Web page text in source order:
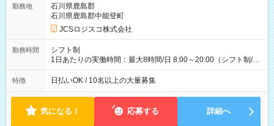
万円／週6日稼働 ・地方郊外エリア 月収40万円／週5日稼働 月
収40万円~50万円／週6日稼働 ＜モデルイメージ＞ ■月収50万
円 (27歳男性/江東区在住)※元建築関係 1日150個配達×25日勤務
(日休み) ■月収80万円(43歳男性/墨田区在住)※元営業 1日200個
勤務地
石川県鹿島郡
石川県鹿島郡中能登町
JCSロジスコ株式会社
勤務時間
シフト制
1日あたりの実働時間：最大8時間/日 8:00～20:00（シフト制/実
働8時間） ※週5日勤務（場所次第では週4も有り） ※配達状況
によって時間外での勤務可能性有り ※案件により多少の前後あ
特徴 日払いOK / 10名以上の大量募集
気になる！ 応募する 詳細へ